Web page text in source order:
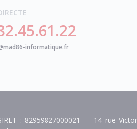
informatique.fr
: 82959827000021 — 14 rue Victor